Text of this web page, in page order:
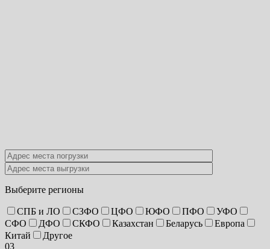
Выберите регионы
СПБ и ЛО СЗФО ЦФО ЮФО ПФО
УФО
СФО
ДФО СКФО Казахстан Беларусь
Европа
Китай
Другое
03